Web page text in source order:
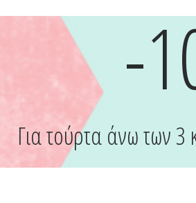
-
Για τούρτα άνω των 3